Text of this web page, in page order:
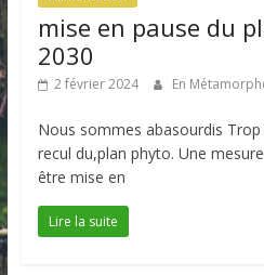
mise en pause du
2030
2 février 2024 En
Nous sommes abasourdis
recul du,plan phyto. Une
être mise en
Lire la suite